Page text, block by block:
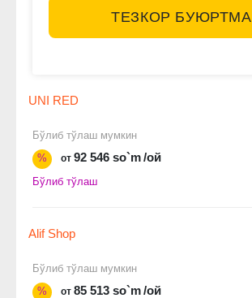
ТЕЗКОР БУЮРТМА
UNI RED
Бўлиб тўлаш мумкин
%
от 92 546 so`m/ой
Бўлиб тўлаш
Alif Shop
Бўлиб тўлаш мумкин
%
от 85 513 so`m/ой